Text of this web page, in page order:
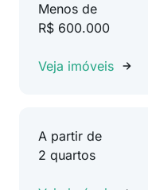
Menos de
R$ 600.000
Veja imóveis
A partir de
2 quartos